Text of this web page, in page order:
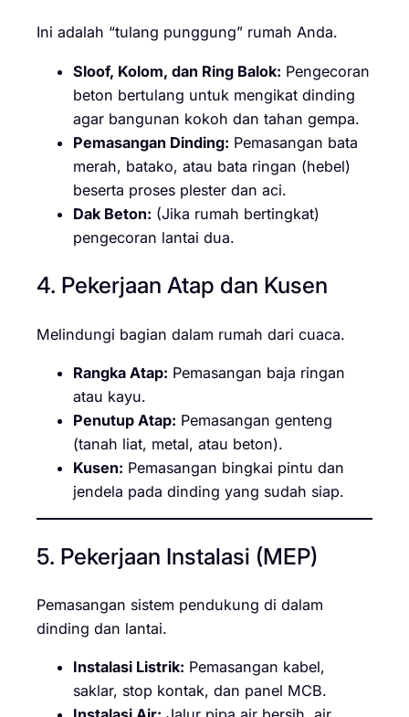
Ini adalah “tulang punggung” rumah Anda.
Sloof, Kolom, dan Ring Balok: Pengecoran
beton bertulang untuk mengikat dinding
agar bangunan kokoh dan tahan gempa.
Pemasangan Dinding: Pemasangan bata
merah, batako, atau bata ringan (hebel)
beserta proses plester dan aci.
Dak Beton: (Jika rumah bertingkat)
pengecoran lantai dua.
4. Pekerjaan Atap dan Kusen
Melindungi bagian dalam rumah dari cuaca.
Rangka Atap: Pemasangan baja ringan
atau kayu.
Penutup Atap: Pemasangan genteng
(tanah liat, metal, atau beton).
Kusen: Pemasangan bingkai pintu dan
jendela pada dinding yang sudah siap.
5. Pekerjaan Instalasi (MEP)
Pemasangan sistem pendukung di dalam
dinding dan lantai.
Instalasi Listrik: Pemasangan kabel,
saklar, stop kontak, dan panel MCB.